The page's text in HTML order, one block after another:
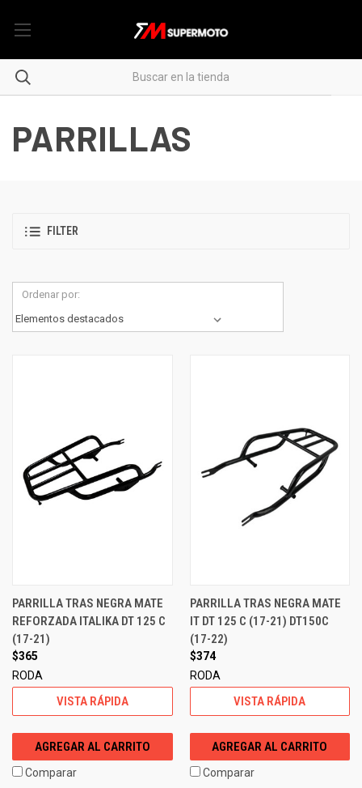
PARRILLAS
FILTER
Ordenar por:
PARRILLA TRAS NEGRA MATE
REFORZADA ITALIKA DT 125 C
(17-21)
$365
RODA
VISTA RÁPIDA
AGREGAR AL CARRITO
Comparar
PARRILLA TRAS NEGRA MATE
IT DT 125 C (17-21) DT150C
(17-22)
$374
RODA
VISTA RÁPIDA
AGREGAR AL CARRITO
Comparar